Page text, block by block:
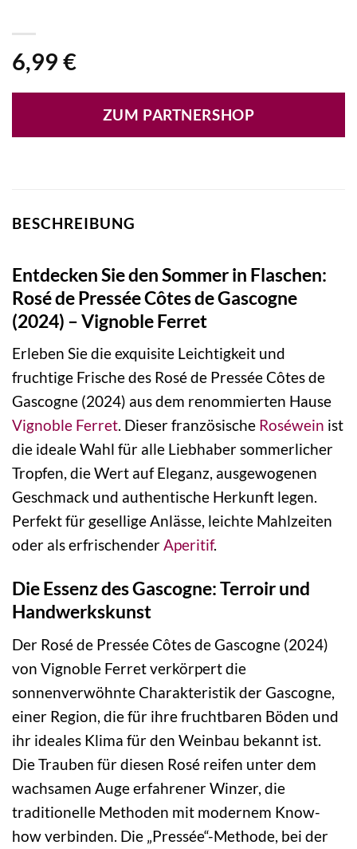
6,99 €
ZUM PARTNERSHOP
BESCHREIBUNG
Entdecken Sie den Sommer in Flaschen:
Rosé de Pressée Côtes de Gascogne
(2024) – Vignoble Ferret
Erleben Sie die exquisite Leichtigkeit und
fruchtige Frische des Rosé de Pressée Côtes de
Gascogne (2024) aus dem renommierten Hause
Vignoble Ferret. Dieser französische Roséwein ist
die ideale Wahl für alle Liebhaber sommerlicher
Tropfen, die Wert auf Eleganz, ausgewogenen
Geschmack und authentische Herkunft legen.
Perfekt für gesellige Anlässe, leichte Mahlzeiten
oder als erfrischenderAperitif.
Die Essenz des Gascogne: Terroir und
Handwerkskunst
Der Rosé de Pressée Côtes de Gascogne (2024)
von Vignoble Ferret verkörpert die
sonnenverwöhnte Charakteristik der Gascogne,
einer Region, die für ihre fruchtbaren Böden und
ihr ideales Klima für den Weinbau bekannt ist.
Die Trauben für diesen Rosé reifen unter dem
wachsamen Auge erfahrener Winzer, die
traditionelle Methoden mit modernem Know-
how verbinden. Die „Pressée“-Methode, bei der